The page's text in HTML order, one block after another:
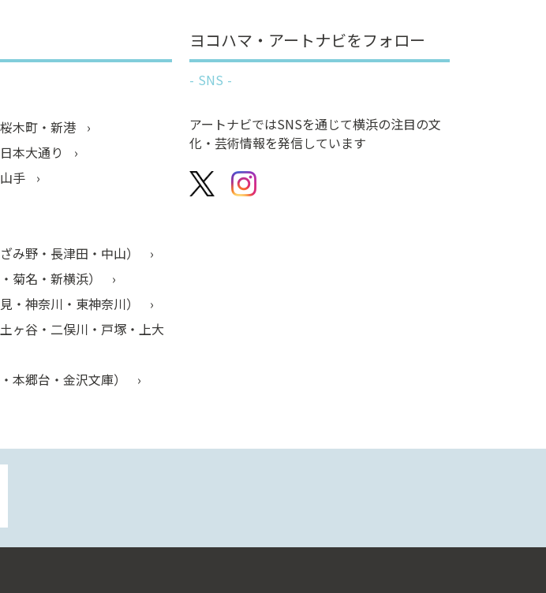
木町・新港
本大通り
手
み野・長津田・中山）
菊名・新横浜）
・神奈川・東神奈川）
ヶ谷・二俣川・戸塚・上大
本郷台・金沢文庫）
ヨコハマ・アートナビをフォロー
SNS
アートナビではSNSを通じて横浜の注目の文
化・芸術情報を発信しています